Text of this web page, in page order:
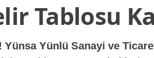
Tablosu
Yünsa Yünlü Sanayi ve